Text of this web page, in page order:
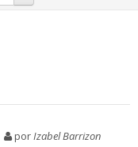
porIzabel Barrizon